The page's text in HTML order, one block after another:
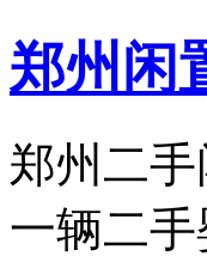
郑州闲
郑州二
一辆二